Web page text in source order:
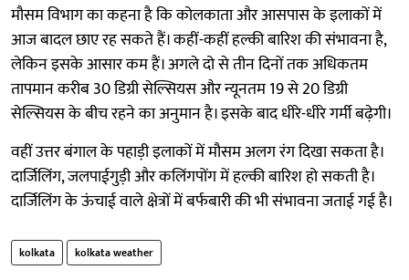
मौसम विभाग का कहना है कि कोलकाता और आसपास के इलाकों में
आज बादल छाए रह सकते हैं। कहीं-कहीं हल्की बारिश की संभावना है,
लेकिन इसके आसार कम हैं। अगले दो से तीन दिनों तक अधिकतम
तापमान करीब 30 डिग्री सेल्सियस और न्यूनतम 19 से 20 डिग्री
सेल्सियस के बीच रहने का अनुमान है। इसके बाद धीरे-धीरे गर्मी बढ़ेगी।
वहीं उत्तर बंगाल के पहाड़ी इलाकों में मौसम अलग रंग दिखा सकता है।
दार्जिलिंग, जलपाईगुड़ी और कलिंगपोंग में हल्की बारिश हो सकती है।
दार्जिलिंग के ऊंचाई वाले क्षेत्रों में बर्फबारी की भी संभावना जताई गई है।
kolkata kolkata weather